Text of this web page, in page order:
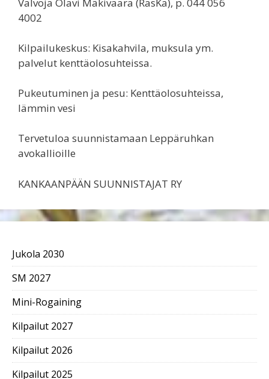
4002
Kilpailukeskus: Kisakahvila, muksula ym.
palvelut kenttäolosuhteissa.
Pukeutuminen ja pesu: Kenttäolosuhteissa,
lämmin vesi
Tervetuloa suunnistamaan Leppäruhkan
avokallioille
KANKAANPÄÄN SUUNNISTAJAT RY
Jukola 2030
SM 2027
Mini-Rogaining
Kilpailut 2027
Kilpailut 2026
Kilpailut 2025